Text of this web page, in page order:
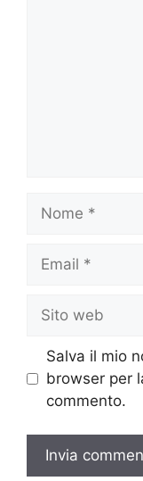
web
Salva il mio
browser per
commento.